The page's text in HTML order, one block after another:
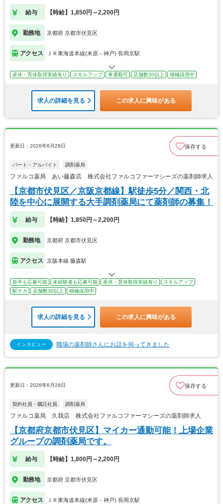
給与 【時給】1,850円～2,200円
勤務地 京都府 京都市伏見区
アクセス ＪＲ東海道本線(米原－神戸) 長岡京駅
産休・育休取得実績有り スキルアップ 車通勤可 店舗数30以上 積極採用中
求人の詳細を見る この求人に興味がある
更新日：2026年6月29日 保存する
パート・アルバイト 調剤薬局
ファルコ薬局 あい藤森店 株式会社ファルコファーマシーズの薬剤師求人
【京都市伏見区／京阪京都線】駅徒歩5分／関西・北
陸を中心に展開する大手調剤薬局にて薬剤師の募集！
給与 【時給】1,850円～2,200円
勤務地 京都府 京都市伏見区
アクセス 京阪本線 藤森駅
新卒も応募可能 未経験者も応募可能 産休・育休取得実績有り
スキルアップ
駅チカ
店舗数30以上 積極採用中
求人の詳細を見る この求人に興味がある
インタビュー 職場の薬剤師さんにお話を伺ってきました
更新日：2026年6月29日 保存する
契約社員・嘱託社員 調剤薬局
ファルコ薬局 久我店 株式会社ファルコファーマシーズの薬剤師求人
【京都府京都市伏見区】マイカー通勤可能！上場企業
グループの調剤薬局です。
給与 【時給】1,800円～2,200円
勤務地 京都府 京都市伏見区
アクセス ＪＲ東海道本線(米原－神戸) 長岡京駅